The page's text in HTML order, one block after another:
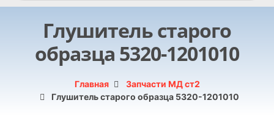
Глушитель старого
образца 5320-1201010
Главная
Запчасти МД ст2
Глушитель старого образца 5320-1201010